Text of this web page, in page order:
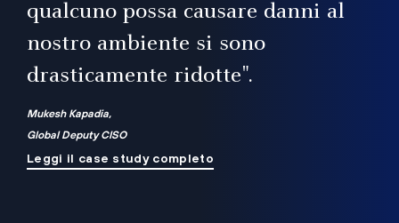
qualcuno possa causare danni al
nostro ambiente si sono
drasticamente ridotte".
Mukesh Kapadia,
Global Deputy CISO
Leggi il case study completo